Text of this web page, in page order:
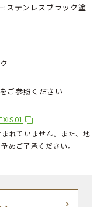
ステンレスブラック塗
ご参照ください
れていません。また、地
めご了承ください。